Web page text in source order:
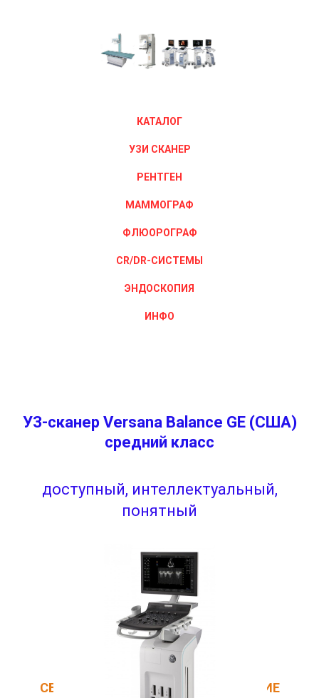
КАТАЛОГ
УЗИ СКАНЕР
РЕНТГЕН
МАММОГРАФ
ФЛЮОРОГРАФ
CR/DR-СИСТЕМЫ
ЭНДОСКОПИЯ
ИНФО
УЗ-сканер Versana Balance GE (США)
средний класс
доступный, интеллектуальный,
понятный
СБАЛАНСИРОВАННОЕ ПРЕДЛОЖЕНИЕ